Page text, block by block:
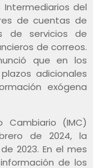
del
de cuentas de
de servicios de
de correos.
que en los
adicionales
exógena
Cambiario (IMC)
de 2024, la
2023. En el mes
de los